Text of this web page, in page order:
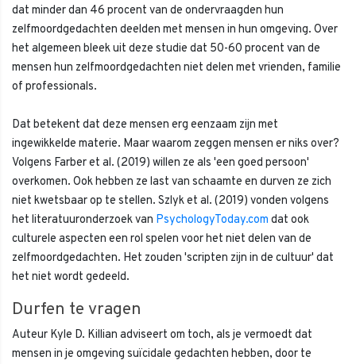
dat minder dan 46 procent van de ondervraagden hun
zelfmoordgedachten deelden met mensen in hun omgeving. Over
het algemeen bleek uit deze studie dat 50-60 procent van de
mensen hun zelfmoordgedachten niet delen met vrienden, familie
of professionals.
Dat betekent dat deze mensen erg eenzaam zijn met
ingewikkelde materie. Maar waarom zeggen mensen er niks over?
Volgens Farber et al. (2019) willen ze als 'een goed persoon'
overkomen. Ook hebben ze last van schaamte en durven ze zich
niet kwetsbaar op te stellen. Szlyk et al. (2019) vonden volgens
het literatuuronderzoek van PsychologyToday.com dat ook
culturele aspecten een rol spelen voor het niet delen van de
zelfmoordgedachten. Het zouden 'scripten zijn in de cultuur' dat
het niet wordt gedeeld.
Durfen te vragen
Auteur Kyle D. Killian adviseert om toch, als je vermoedt dat
mensen in je omgeving suïcidale gedachten hebben, door te